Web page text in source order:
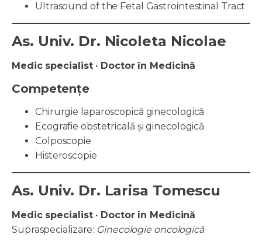
Ultrasound of the Fetal Gastrointestinal Tract
As. Univ. Dr. Nicoleta Nicolae
Medic specialist · Doctor în Medicină
Competențe
Chirurgie laparoscopică ginecologică
Ecografie obstetricală și ginecologică
Colposcopie
Histeroscopie
As. Univ. Dr. Larisa Tomescu
Medic specialist · Doctor în Medicină
Supraspecializare: Ginecologie oncologică